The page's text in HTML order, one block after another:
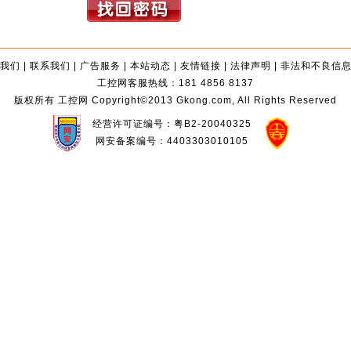
们 | 联系我们 | 广告服务 | 本站动态 | 友情链接 | 法律声明 | 非法和不良信
工控网客服热线：181 4856 8137
版权所有 工控网 Copyright©2013 Gkong.com, All Rights Reserved
经营许可证编号：粤B2-20040325
网安备案编号：4403303010105